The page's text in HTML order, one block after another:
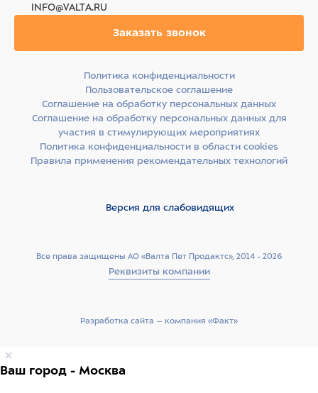
INFO@VALTA.RU
Заказать звонок
Все права защищены АО «Валта Пет Продактс», 2014 - 2026
Реквизиты компании
Политика конфиденциальности
Пользовательское соглашение
Соглашение на обработку персональных данных
Соглашение на обработку персональных данных для
участия в стимулирующих мероприятиях
Политика конфиденциальности в области cookies
Правила применения рекомендательных технологий
Версия для слабовидящих
Разработка сайта –­ компания «Факт»
Ваш город - Москва